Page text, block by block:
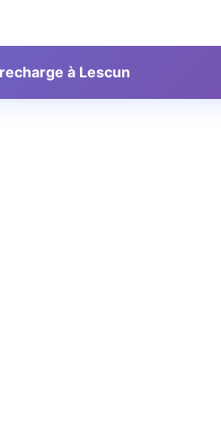
à Lescun